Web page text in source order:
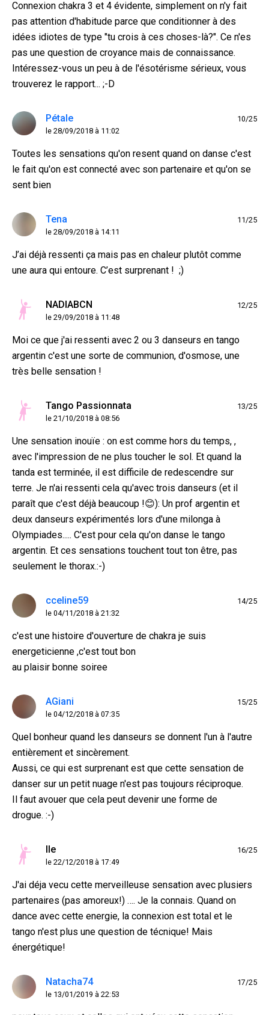
Connexion chakra 3 et 4 évidente, simplement on n'y fait
pas attention d'habitude parce que conditionner à des
idées idiotes de type "tu crois à ces choses-là?". Ce n'es
pas une question de croyance mais de connaissance.
Intéressez-vous un peu à de l'ésotérisme sérieux, vous
trouverez le rapport... ;-D
Pétale
le 28/09/2018 à 11:02
10/25
Toutes les sensations qu'on resent quand on danse c'est
le fait qu'on est connecté avec son partenaire et qu'on se
sent bien
Tena
le 28/09/2018 à 14:11
11/25
J’ai déjà ressenti ça mais pas en chaleur plutôt comme
une aura qui entoure. C’est surprenant ! ;)
NADIABCN
le 29/09/2018 à 11:48
12/25
Moi ce que j'ai ressenti avec 2 ou 3 danseurs en tango
argentin c'est une sorte de communion, d'osmose, une
très belle sensation !
Tango Passionnata
le 21/10/2018 à 08:56
13/25
Une sensation inouïe : on est comme hors du temps, ,
avec l'impression de ne plus toucher le sol. Et quand la
tanda est terminée, il est difficile de redescendre sur
terre. Je n'ai ressenti cela qu'avec trois danseurs (et il
paraît que c'est déjà beaucoup !😊): Un prof argentin et
deux danseurs expérimentés lors d'une milonga à
Olympiades..... C'est pour cela qu'on danse le tango
argentin. Et ces sensations touchent tout ton être, pas
seulement le thorax.:-)
cceline59
le 04/11/2018 à 21:32
14/25
c'est une histoire d'ouverture de chakra je suis
energeticienne ,c'est tout bon
au plaisir bonne soiree
AGiani
le 04/12/2018 à 07:35
15/25
Quel bonheur quand les danseurs se donnent l'un à l'autre
entièrement et sincèrement.
Aussi, ce qui est surprenant est que cette sensation de
danser sur un petit nuage n'est pas toujours réciproque.
Il faut avouer que cela peut devenir une forme de
drogue. :-)
Ile
le 22/12/2018 à 17:49
16/25
J'ai déja vecu cette merveilleuse sensation avec plusiers
partenaires (pas amoreux!) …. Je la connais. Quand on
dance avec cette energie, la connexion est total et le
tango n'est plus une question de técnique! Mais
énergétique!
Natacha74
le 13/01/2019 à 22:53
17/25